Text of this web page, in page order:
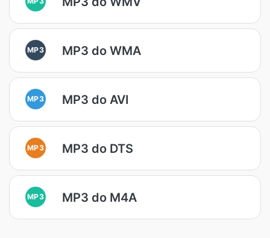
MP3 MP3 do WMA
MP3 MP3 do AVI
MP3 MP3 do DTS
MP3 MP3 do M4A